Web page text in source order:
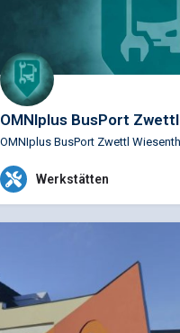
OMNIplus BusPort Zwettl
+43 2822 535250
Werkstätten